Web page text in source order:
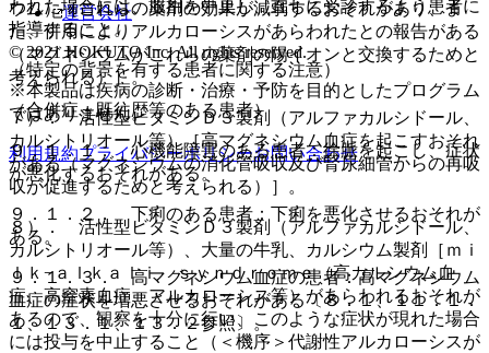
ウム）［これらの薬剤の効果が減弱するおそれがあり、ま
た、併用によりアルカローシスがあらわれたとの報告がある
（マグネシウムがこれらの薬剤の陽イオンと交換するためと
考えられる）］。
７）． 活性型ビタミンＤ３製剤（アルファカルシドール、
カルシトリオール等）［高マグネシウム血症を起こすおそれ
がある（マグネシウムの消化管吸収及び腎尿細管からの再吸
収が促進するためと考えられる）］。
８）． 活性型ビタミンＤ３製剤（アルファカルシドール、
カルシトリオール等）、大量の牛乳、カルシウム製剤［ｍｉ
ｌｋ−ａｌｋａｌｉ ｓｙｎｄｒｏｍｅ（高カルシウム血
症、高窒素血症、アルカローシス等）があらわれるおそれが
あるので、観察を十分に行い、このような症状が現れた場合
には投与を中止すること（＜機序＞代謝性アルカローシスが
われた場合には、服用を中止し、直ちに受診するよう患者に
指導すること。
（特定の背景を有する患者に関する注意）
（合併症・既往歴等のある患者）
９．１．１． 心機能障害のある患者：徐脈を起こし、症状
が悪化するおそれがある。
９．１．２． 下痢のある患者：下痢を悪化させるおそれが
ある。
９．１．３． 高マグネシウム血症の患者：高マグネシウム
血症の症状を増悪させるおそれがある〔８．１、１１．１．
１、１３．１、１３．２参照〕。
運営会社
© 2021 HOKUTO Inc. All rights reserved.
※本製品は疾病の診断・治療・予防を目的としたプログラム
ではありません。
利用規約プライバシーポリシーお問い合わせ